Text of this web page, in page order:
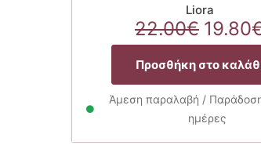
Liora
22.00€
price
was:
19.80
Προσθήκη στο
Άμεση παραλαβή /
ημέρες